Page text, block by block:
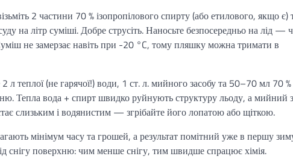
2 частини 70 % ізопропілового спирту (або етилового, якщо є)
на літр суміші. Добре струсіть. Наносьте безпосередньо на лід —
не замерзає навіть при -20 °C, тому пляшку можна тримати в
л теплої (не гарячої!) води, 1 ст. л. мийного засобу та 50–70 мл 70 %
Тепла вода + спирт швидко руйнують структуру льоду, а мийний
слизьким і водянистим — згрібайте його лопатою або щіткою.
мінімум часу та грошей, а результат помітний уже в першу
поверхню: чим менше снігу, тим швидше спрацює хімія.